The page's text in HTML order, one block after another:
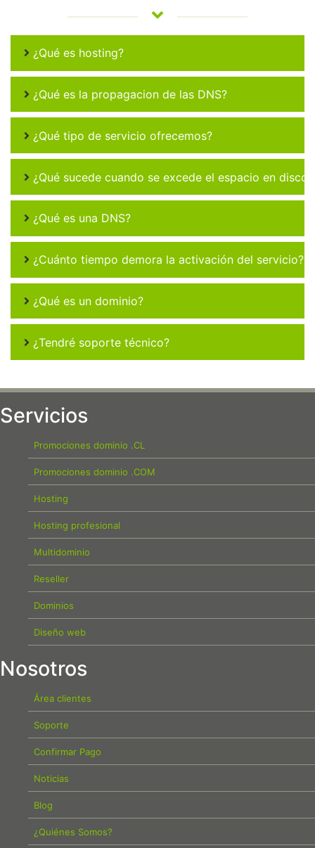
¿Qué es hosting?
¿Qué es la propagacion de las DNS?
¿Qué tipo de servicio ofrecemos?
¿Qué sucede cuando se excede el espacio en disco
¿Qué es una DNS?
¿Cuánto tiempo demora la activación del servicio?
¿Qué es un dominio?
¿Tendré soporte técnico?
Servicios
Promociones dominio .CL
Promociones dominio .COM
Hosting
Hosting profesional
Multidominio
Reseller
Dominios
Diseño web
Nosotros
Área clientes
Soporte
Confirmar Pago
Noticias
Blog
¿Quiénes Somos?